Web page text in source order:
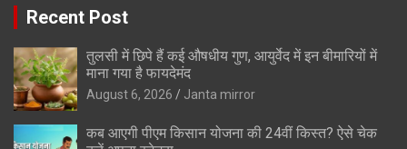
Recent Post
तुलसी में छिपे हैं कई औषधीय गुण, आयुर्वेद में इन बीमारियों में
माना गया है फायदेमंद
August 6, 2026 Janta mirror
कब आएगी पीएम किसान योजना की 24वीं किस्त? ऐसे चेक